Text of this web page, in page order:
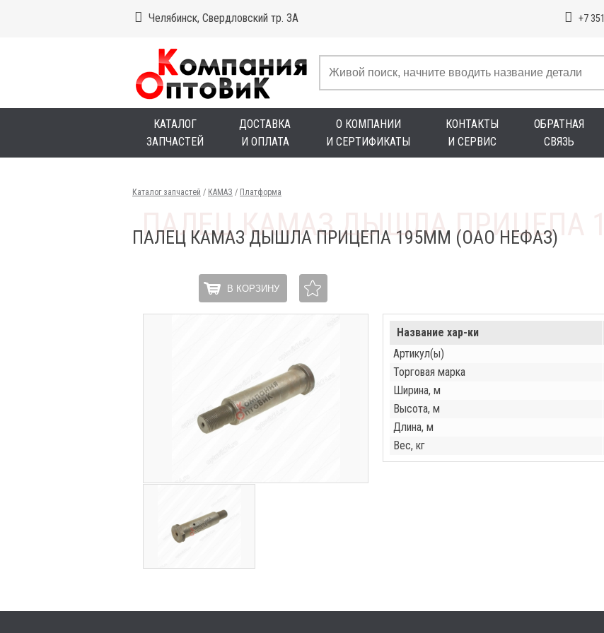
Челябинск, Свердловский тр. 3А +7 351
КАТАЛОГ
ЗАПЧАСТЕЙ
ДОСТАВКА
И ОПЛАТА
О КОМПАНИИ
И СЕРТИФИКАТЫ
КОНТАКТЫ
И СЕРВИС
ОБРАТНАЯ
СВЯЗЬ
Каталог запчастей / КАМАЗ / Платформа
ПАЛЕЦ КАМАЗ ДЫШЛА ПРИЦЕПА 195ММ (ОАО НЕФАЗ)
В КОРЗИНУ
Название хар-ки
Артикул(ы)
Торговая марка
Ширина, м
Высота, м
Длина, м
Вес, кг